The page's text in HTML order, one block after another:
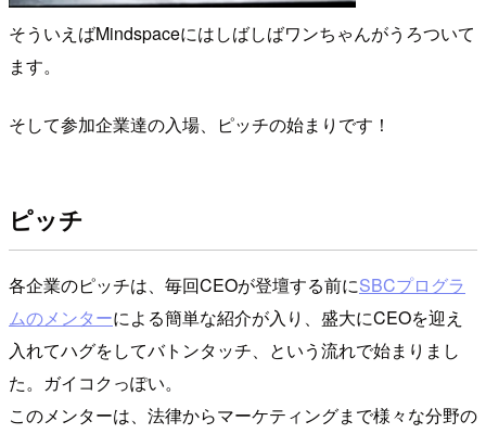
そういえばMindspaceにはしばしばワンちゃんがうろついて
ます。
そして参加企業達の入場、ピッチの始まりです！
ピッチ
各企業のピッチは、毎回CEOが登壇する前にSBCプログラ
ムのメンターによる簡単な紹介が入り、盛大にCEOを迎え
入れてハグをしてバトンタッチ、という流れで始まりまし
た。ガイコクっぽい。
このメンターは、法律からマーケティングまで様々な分野の